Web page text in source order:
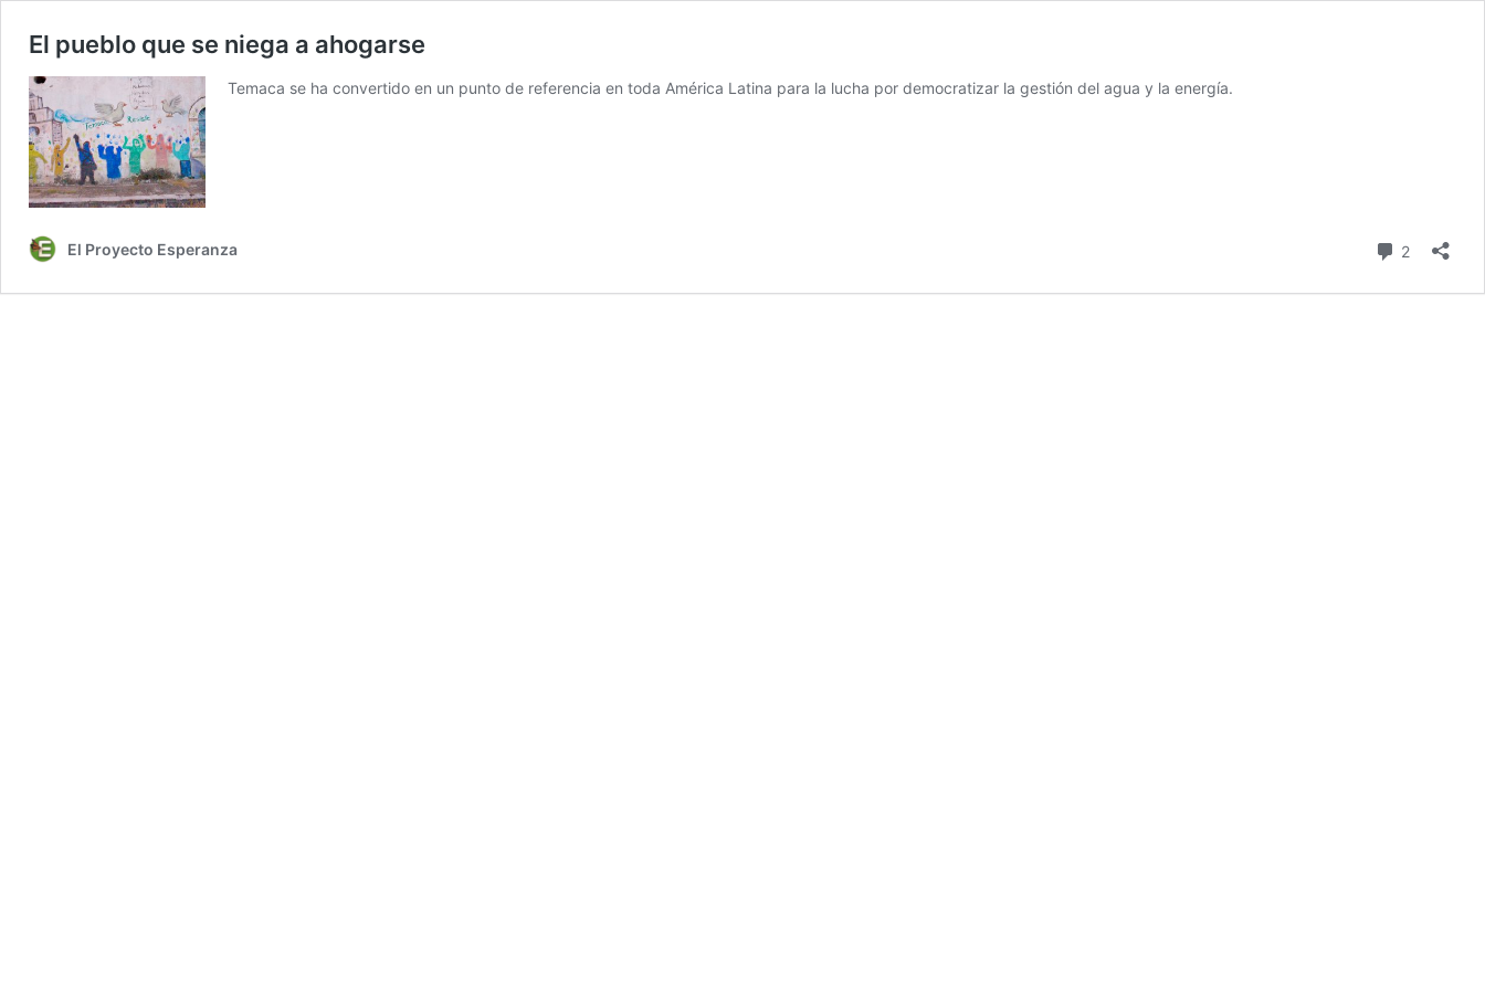
El pueblo que se niega a ahogarse
Temaca se ha convertido en un punto de referencia en toda América Latina para la lucha por democratizar la gestión del agua y la energía.
El Proyecto Esperanza 2